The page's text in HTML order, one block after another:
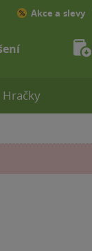
Hračky
Akce a slevy